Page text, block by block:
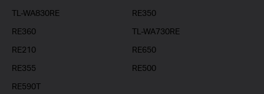
TL-WA830RE
RE350
RE360
TL-WA730RE
RE210
RE650
RE355
RE500
RE590T